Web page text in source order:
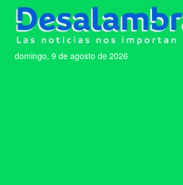
domingo, 9 de agosto de 2026